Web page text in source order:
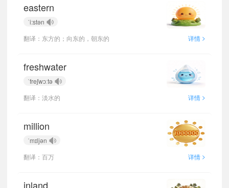
eastern
ˈi:stən
翻译：东方的；向东的，朝东的
详情 >
freshwater
ˈfreʃwɔːtə
翻译：淡水的
详情 >
million
ˈmɪljən
翻译：百万
详情 >
inland